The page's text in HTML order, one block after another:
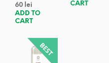
60 lei
ADD TO
CART
CART